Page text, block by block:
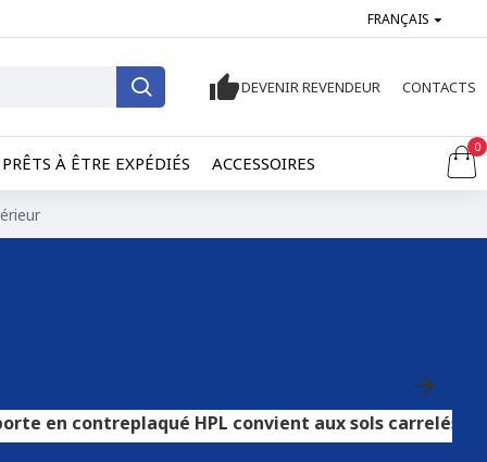
FRANÇAIS
DEVENIR REVENDEUR CONTACTS
À ÊTRE EXPÉDIÉS ACCESSOIRES
0
HPL convient aux sols carrelés ou en